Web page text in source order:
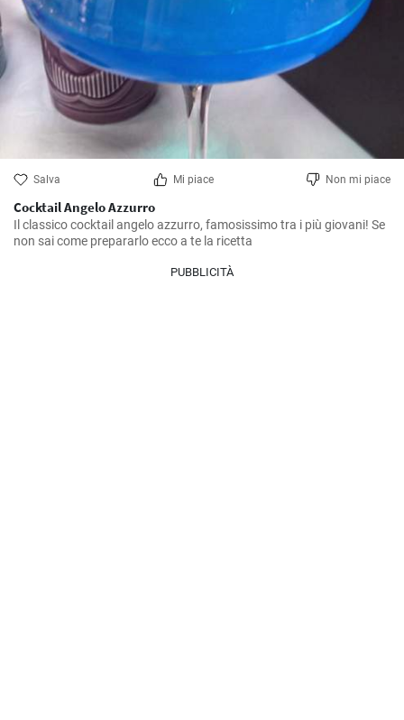
Salva Mi piace Non mi piace
Cocktail Angelo Azzurro
Il classico cocktail angelo azzurro, famosissimo tra i più giovani! Se
non sai come prepararlo ecco a te la ricetta
PUBBLICITÀ